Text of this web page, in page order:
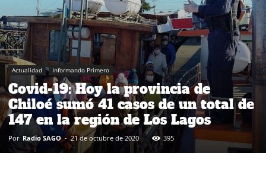
Actualidad Informando Primero
Covid-19: Hoy la provincia de
Chiloé sumó 41 casos de un total de
147 en la región de Los Lagos
Por Radio SAGO - 21 de octubre de 2020 395